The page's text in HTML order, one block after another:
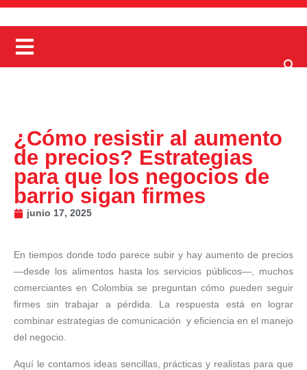
¿Cómo resistir al aumento
de precios? Estrategias
para que los negocios de
barrio sigan firmes
junio 17, 2025
En tiempos donde todo parece subir y hay aumento de precios
—desde los alimentos hasta los servicios públicos—, muchos
comerciantes en Colombia se preguntan cómo pueden seguir
firmes sin trabajar a pérdida. La respuesta está en lograr
combinar estrategias de comunicación y eficiencia en el manejo
del negocio.
Aquí le contamos ideas sencillas, prácticas y realistas para que